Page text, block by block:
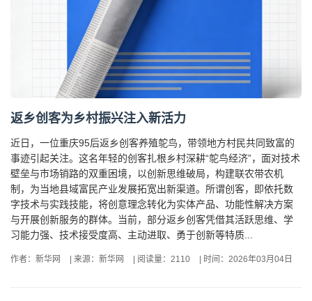
返乡创客为乡村振兴注入新活力
近日，一位重庆95后返乡创客养殖鸵鸟，带领地方村民共同致富的
事迹引起关注。这名年轻的创客扎根乡村深耕“鸵鸟经济”，面对技术
壁垒与市场销路的双重困境，以创新思维破局，构建联农带农机
制，为当地县域富民产业发展拓宽出新渠道。所谓创客，即依托数
字技术与实践技能，将创意理念转化为实体产品、功能性解决方案
与开展创新服务的群体。当前，部分返乡创客凭借其活跃思维、学
习能力强、技术接受度高、主动进取、勇于创新等特质...
作者：新华网 来源：新华网 阅读量：2110 时间：2026年03月04日